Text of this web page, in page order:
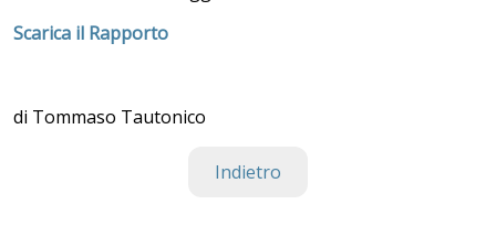
Scarica il Rapporto
di Tommaso Tautonico
Indietro